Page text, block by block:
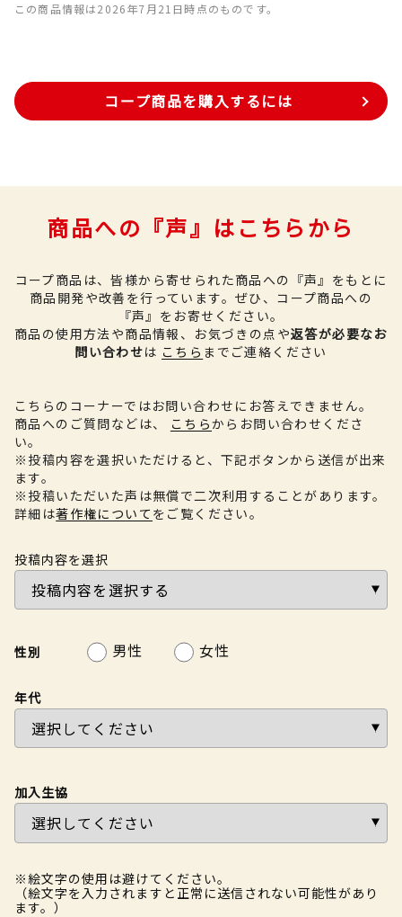
この商品情報は2026年7月21日時点のものです。
コープ商品を購入するには
商品への『声』はこちらから
コープ商品は、皆様から寄せられた商品への『声』をもとに
商品開発や改善を行っています。 ぜひ、コープ商品への
『声』をお寄せください。
商品の使用方法や商品情報、お気づきの点や返答が必要なお
問い合わせは こちら までご連絡ください
こちらのコーナーではお問い合わせにお答えできません。
商品へのご質問などは、
こちらからお問い合わせくださ
い。
※投稿内容を選択いただけると、下記ボタンから送信が出来
ます。
※投稿いただいた声は無償で二次利用することがあります。
詳細は著作権について をご覧ください。
投稿内容を選択
性別 男性 女性
年代
加入生協
※絵文字の使用は避けてください。
（絵文字を入力されますと正常に送信されない可能性があり
ます。）